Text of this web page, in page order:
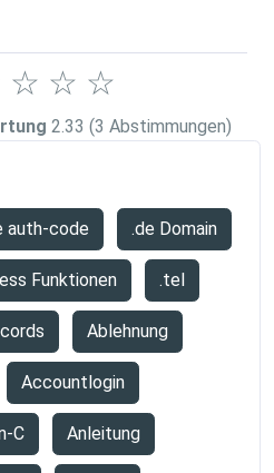
☆
☆
☆
2.33 (3 Abstimmungen)
auth-code .de Domain
Funktionen .tel
Ablehnung
Accountlogin
C Anleitung